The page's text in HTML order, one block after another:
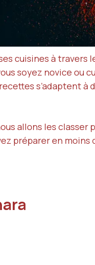
cuisines à travers
soyez novice ou
s’adaptent
allons les
préparer en moins